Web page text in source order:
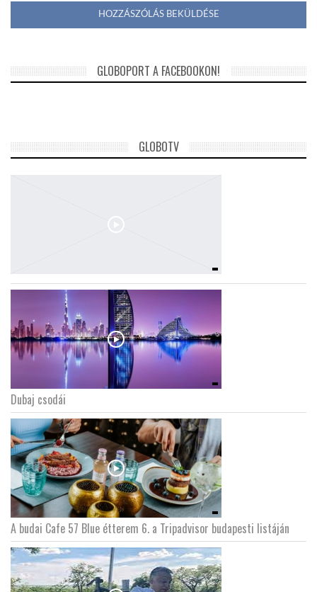
GLOBOPORT A FACEBOOKON!
GLOBOTV
Dubaj csodái
A budai Cafe 57 Blue étterem 6. a Tripadvisor budapesti listáján